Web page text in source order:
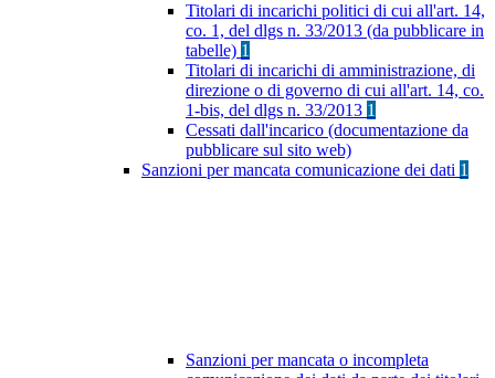
Titolari di incarichi politici di cui all'art. 14,
co. 1, del dlgs n. 33/2013 (da pubblicare in
tabelle) 1
Titolari di incarichi di amministrazione, di
direzione o di governo di cui all'art. 14, co.
1-bis, del dlgs n. 33/2013 1
Cessati dall'incarico (documentazione da
pubblicare sul sito web)
Sanzioni per mancata comunicazione dei dati 1
Sanzioni per mancata o incompleta